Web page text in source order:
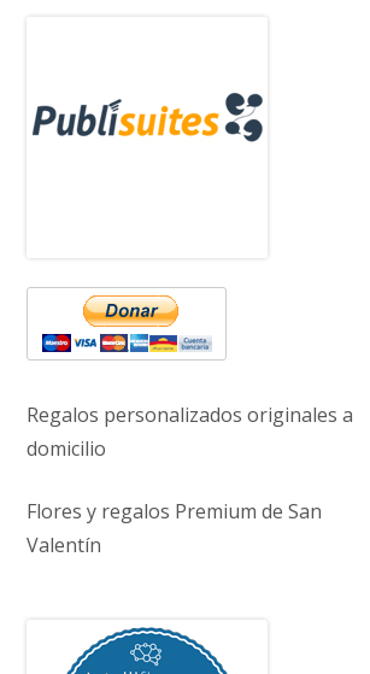
la publicación del libro «Amar es libertad»
lateral
principal
Regalos personalizados originales a
domicilio
Flores y regalos Premium de San
Valentín